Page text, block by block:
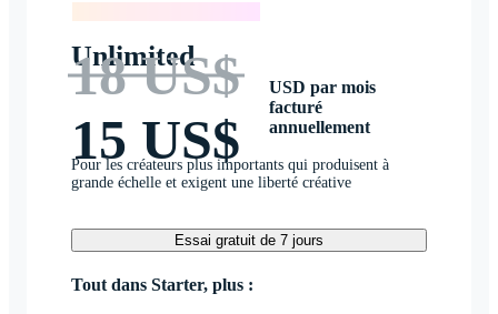
Unlimited
18 US$
15 US$
USD par mois
facturé
annuellement
Pour les créateurs plus importants qui produisent à
grande échelle et exigent une liberté créative
Essai gratuit de 7 jours
Tout dans Starter, plus :